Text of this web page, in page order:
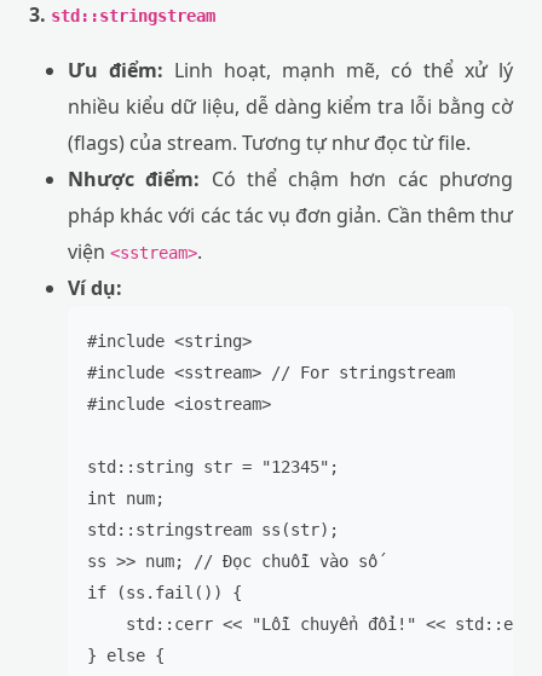
3. std::stringstream
Ưu điểm: Linh hoạt, mạnh mẽ, có thể xử lý
nhiều kiểu dữ liệu, dễ dàng kiểm tra lỗi bằng cờ
(flags) của stream. Tương tự như đọc từ file.
Nhược điểm: Có thể chậm hơn các phương
pháp khác với các tác vụ đơn giản. Cần thêm thư
viện <sstream>.
Ví dụ:
#include <string>
#include <sstream> // For stringstream
#include <iostream>
std::string str = "12345";
int num;
std::stringstream ss(str);
ss >> num; // Đọc chuỗi vào số
if (ss.fail()) {
std::cerr << "Lỗi chuyển đổi!" <<
} else {